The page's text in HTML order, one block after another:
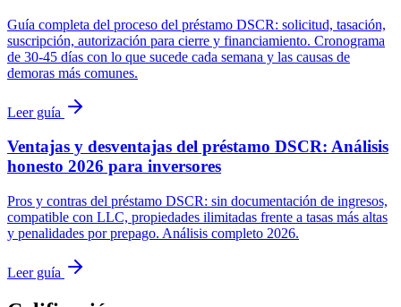
Guía completa del proceso del préstamo DSCR: solicitud, tasación,
suscripción, autorización para cierre y financiamiento. Cronograma
de 30-45 días con lo que sucede cada semana y las causas de
demoras más comunes.
Leer guía
Ventajas y desventajas del préstamo DSCR: Análisis
honesto 2026 para inversores
Pros y contras del préstamo DSCR: sin documentación de ingresos,
compatible con LLC, propiedades ilimitadas frente a tasas más altas
y penalidades por prepago. Análisis completo 2026.
Leer guía